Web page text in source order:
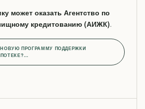
может оказать Агентство по
кредитованию (АИЖК).
ПРОГРАММУ ПОДДЕРЖКИ